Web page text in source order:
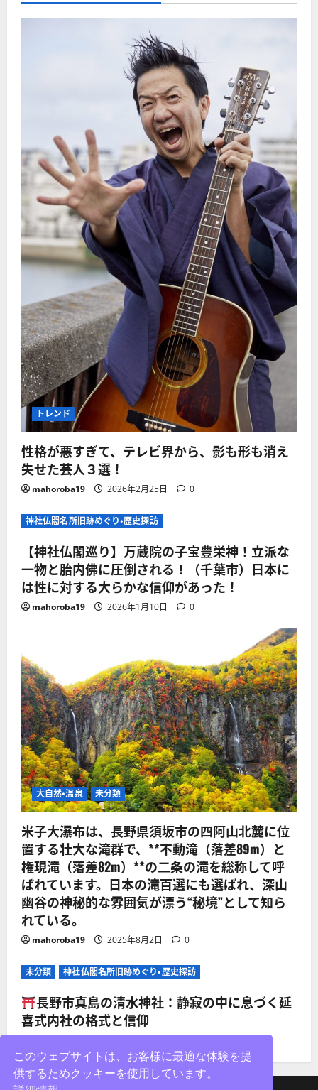
トレンド
性格が悪すぎて、テレビ界から、影も形も消え
失せた芸人３選！
mahoroba19 2026年2月25日 0
神社仏閣名所旧跡めぐり・歴史探訪
【神社仏閣巡り】万蔵院の子宝豊栄神！立派な
一物と胎内佛に圧倒される！（千葉市）日本に
は性に対する大らかな信仰があった！
mahoroba19 2026年1月10日 0
大自然・温泉 未分類
米子大瀑布は、長野県須坂市の四阿山北麓に位
置する壮大な滝群で、**不動滝（落差89m）と
権現滝（落差82m）**の二条の滝を総称して呼
ばれています。日本の滝百選にも選ばれ、深山
幽谷の神秘的な雰囲気が漂う“秘境”として知ら
れている。
mahoroba19 2025年8月2日 0
未分類 神社仏閣名所旧跡めぐり・歴史探訪
長野市真島の清水神社：静寂の中に息づく延
喜式内社の格式と信仰
このウェブサイトは、お客様に最適な体験を提
供するためクッキーを使用しています。